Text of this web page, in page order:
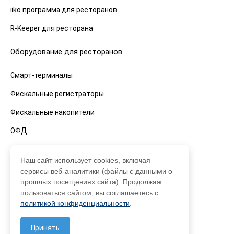
iiko программа для ресторанов
R-Keeper для ресторана
Оборудование для ресторанов
Смарт-терминалы
Фискальные регистраторы
Фискальные накопители
ОФД
Смарт-терминалы
Фискальные регистраторы
Наш сайт использует cookies, включая
сервисы веб-аналитики (файлы с данными о
прошлых посещениях сайта). Продолжая
пользоваться сайтом, вы соглашаетесь с
политикой конфиденциальности
Принять